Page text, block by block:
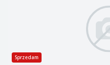
Sprzedam